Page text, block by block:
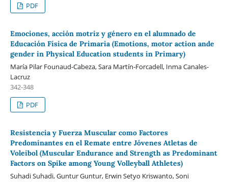
PDF
Emociones, acción motriz y género en el alumnado de
Educación Física de Primaria (Emotions, motor action ande
gender in Physical Education students in Primary)
María Pilar Founaud-Cabeza, Sara Martín-Forcadell, Inma Canales-
Lacruz
342-348
PDF
Resistencia y Fuerza Muscular como Factores
Predominantes en el Remate entre Jóvenes Atletas de
Voleibol (Muscular Endurance and Strength as Predominant
Factors on Spike among Young Volleyball Athletes)
Suhadi Suhadi, Guntur Guntur, Erwin Setyo Kriswanto, Soni